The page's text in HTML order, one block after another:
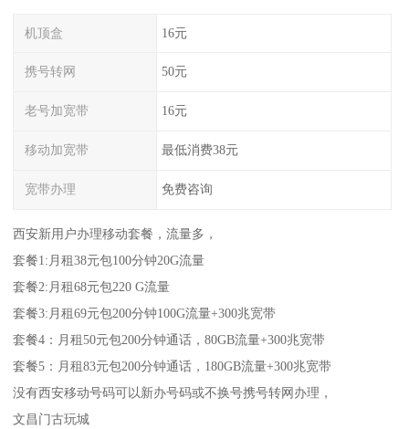
机顶盒 16元
携号转网 50元
老号加宽带 16元
移动加宽带 最低消费38元
宽带办理 免费咨询
西安新用户办理移动套餐，流量多，
套餐1:月租38元包100分钟20G流量
套餐2:月租68元包220 G流量
套餐3:月租69元包200分钟100G流量+300兆宽带
套餐4：月租50元包200分钟通话，80GB流量+300兆宽带
套餐5：月租83元包200分钟通话，180GB流量+300兆宽带
没有西安移动号码可以新办号码或不换号携号转网办理，
文昌门古玩城